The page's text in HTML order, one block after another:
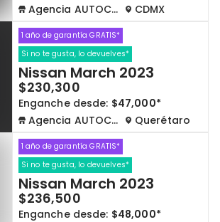
Agencia AUTOCOM
CDMX
1 año de garantía GRATIS*
Si no te gusta, lo devuelves*
Nissan March 2023
$230,300
Enganche desde: $47,000*
Agencia AUTOCOM
Querétaro
1 año de garantía GRATIS*
Si no te gusta, lo devuelves*
Nissan March 2023
$236,500
Enganche desde: $48,000*